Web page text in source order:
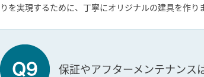
りを実現するために、丁寧にオリジナルの建具を作り
保証やアフターメンテナンス